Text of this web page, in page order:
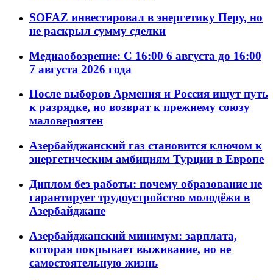
SOFAZ инвестировал в энергетику Перу, но
не раскрыл сумму сделки
Медиаобозрение: С 16:00 6 августа до 16:00
7 августа 2026 года
После выборов Армения и Россия ищут путь
к разрядке, но возврат к прежнему союзу
маловероятен
Азербайджанский газ становится ключом к
энергетическим амбициям Турции в Европе
Диплом без работы: почему образование не
гарантирует трудоустройство молодёжи в
Азербайджане
Азербайджанский минимум: зарплата,
которая покрывает выживание, но не
самостоятельную жизнь